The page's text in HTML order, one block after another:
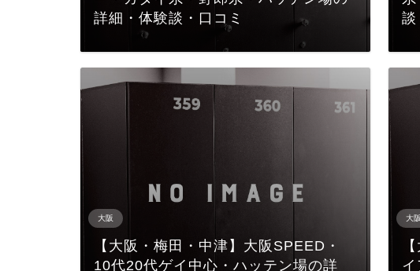
詳細・体験談・口コミ
談
大阪
【大阪・梅田・中津】大阪SPEED・
10代20代ゲイ中心・ハッテン場の詳
大阪